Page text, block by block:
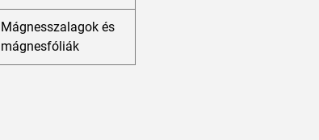
Mágnesszalagok és
mágnesfóliák